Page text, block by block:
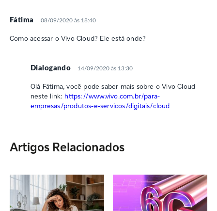
Fátima 08/09/2020 às 18:40
Como acessar o Vivo Cloud? Ele está onde?
Dialogando 14/09/2020 às 13:30
Olá Fátima, você pode saber mais sobre o Vivo Cloud
neste link: https://www.vivo.com.br/para-
empresas/produtos-e-servicos/digitais/cloud
Artigos Relacionados